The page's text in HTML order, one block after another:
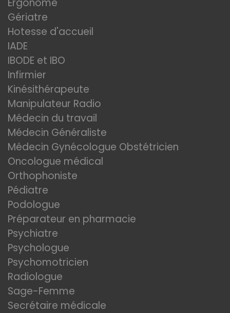
Ergonome
Gériatre
Hotesse d'accueil
IADE
IBODE et IBO
Infirmier
Kinésithérapeute
Manipulateur Radio
Médecin du travail
Médecin Généraliste
Médecin Gynécologue Obstétricien
Oncologue médical
Orthophoniste
Pédiatre
Podologue
Préparateur en pharmacie
Psychiatre
Psychologue
Psychomotricien
Radiologue
Sage-Femme
Secrétaire médicale